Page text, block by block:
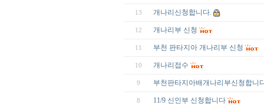
13 개나리신청합니다.
12 개나리부 신청
11 부천 판타지아 개나리부 신청
10 개나리접수
9 부천판타지아배개나리부신청합니
8 11/9 신인부 신청합니다